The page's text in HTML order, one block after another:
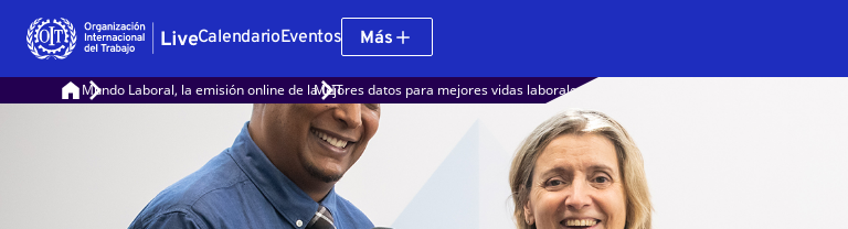
CalendarioEventos Más
Mundo Laboral, la emisión online de la OITMejores datos para mejores vidas laborales